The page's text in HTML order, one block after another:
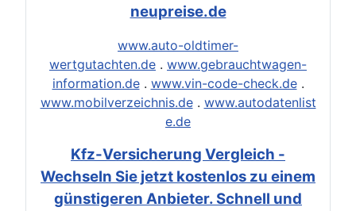
neupreise.de
www.auto-oldtimer-
wertgutachten.de . www.gebrauchtwagen-
information.de. www.vin-code-check.de.
www.mobilverzeichnis.de. www.autodatenlist
e.de
Kfz-Versicherung Vergleich -
Wechseln Sie jetzt kostenlos zu einem
günstigeren Anbieter. Schnell und